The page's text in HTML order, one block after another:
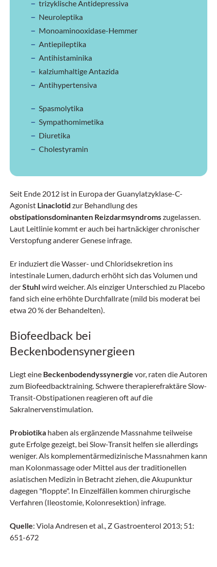
trizyklische Antidepressiva
Neuroleptika
Monoaminooxidase-Hemmer
Antiepileptika
Antihistaminika
kalziumhaltige Antazida
Antihypertensiva
Spasmolytika
Sympathomimetika
Diuretika
Cholestyramin
Seit Ende 2012 ist in Europa der Guanylatzyklase-C-
Agonist Linaclotid zur Behandlung des
obstipationsdominanten Reizdarmsyndromszugelassen.
Laut Leitlinie kommt er auch bei hartnäckiger chronischer
Verstopfung anderer Genese infrage.
Er induziert die Wasser- und Chloridsekretion ins
intestinale Lumen, dadurch erhöht sich das Volumen und
derStuhlwird weicher. Als einziger Unterschied zu Placebo
fand sich eine erhöhte Durchfallrate (mild bis moderat bei
etwa 20 % der Behandelten).
Biofeedback bei
Beckenbodensynergieen
Liegt eine Beckenbodendyssyn­ergie vor, raten die Autoren
zum Biofeedbacktraining. Schwere therapierefraktäre Slow-
Transit-Obstipationen reagieren oft auf die
Sakralnervenstimulation.
Probiotika haben als ergänzende Massnahme teilweise
gute Erfolge gezeigt, bei Slow-Transit helfen sie allerdings
weniger. Als komplementärmedizinische Massnahmen kann
man Kolonmassage oder Mittel aus der traditionellen
asiatischen Medizin in Betracht ziehen, die Akupunktur
dagegen "floppte". In Einzelfällen kommen chirurgische
Verfahren (Ileostomie, Kolonresektion) infrage.
Quelle: Viola Andresen et al., Z Gastroenterol 2013; 51:
651-672